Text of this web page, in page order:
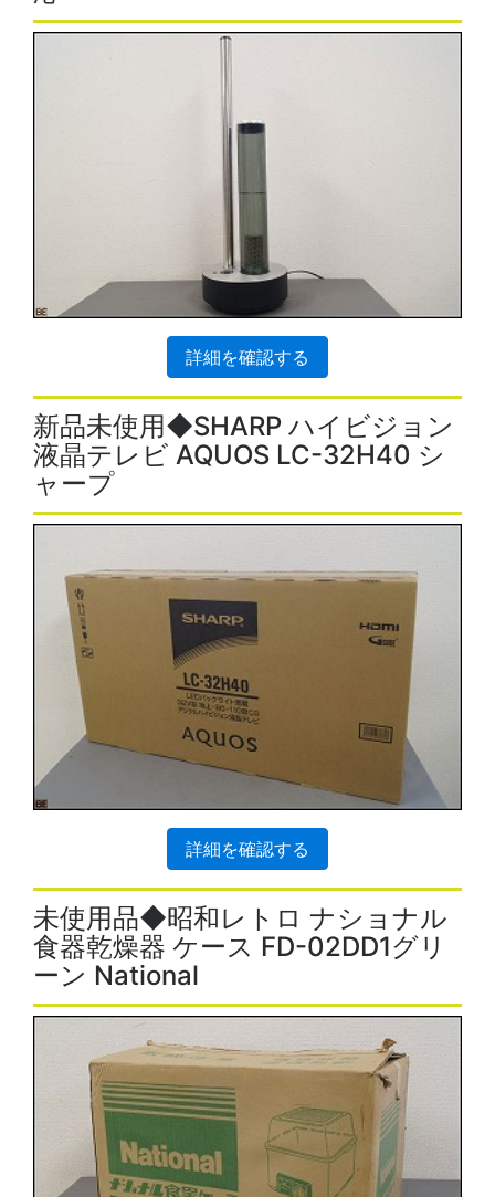
詳細を確認する
新品未使用◆SHARP ハイビジョン
液晶テレビ AQUOS LC-32H40 シ
ャープ
詳細を確認する
未使用品◆昭和レトロ ナショナル
食器乾燥器 ケース FD-02DD1グリ
ーン National